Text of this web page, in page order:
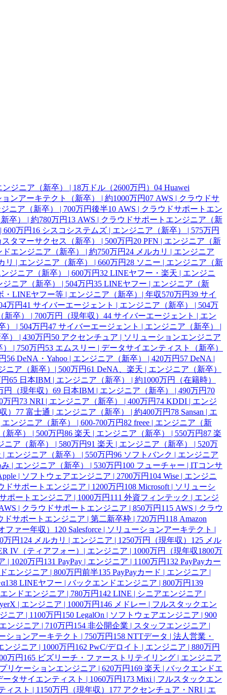
ジニア（新卒） | 18万ドル（2600万円） 04 Huawei
ンアーキテクト（新卒） | 約1000万円07 AWS | クラウドサ
ニア（新卒） | 700万円後半10 AWS | クラウドサポートエン
卒） | 約780万円 13 AWS | クラウドサポートエンジニア（新
万円 16 シスコシステムズ | エンジニア（新卒） | 575万円
スタマーサクセス（新卒） | 500万円 20 PFN | エンジニア（新
エンジニア（新卒） | 約750万円 24 メルカリ | エンジニア
リ | エンジニア（新卒） | 660万円 28 ソニー | エンジニア（新
ジニア（新卒） | 600万円32 LINEヤフー・楽天 | エンジニ
ニア（新卒） | 504万円35 LINEヤフー | エンジニア（新
・LINEヤフー等 | エンジニア（新卒）| 年収570万円39 サイ
万円41 サイバーエージェント | エンジニア（新卒） | 504万
卒） | 700万円（現年収） 44 サイバーエージェント | エン
） | 504万円47 サイバーエージェント | エンジニア（新卒） |
） | 430万円 50 アクセンチュア | ソリューションエンジニア
| 750万円 53 エムスリー | データサイエンティスト（新卒）
56 DeNA・Yahoo | エンジニア（新卒） | 420万円 57 DeNA |
ニア（新卒）| 500万円61 DeNA、楽天 | エンジニア（新卒）
65 日本IBM | エンジニア（新卒） | 約1000万円（在籍時）
（現年収） 69 日本IBM | エンジニア（新卒） | 490万円 70
万円 73 NRI | エンジニア（新卒） | 400万円 74 KDDI | エンジ
） 77 富士通 | エンジニア（新卒） | 約400万円 78 Sansan | エ
エンジニア（新卒） | 600-700万円82 freee | エンジニア（新
新卒） | 500万円86 楽天 | エンジニア（新卒） | 550万円87 楽
ニア（新卒） | 580万円91 楽天 | エンジニア（新卒） | 520万
| エンジニア（新卒） | 550万円96 ソフトバンク | エンジニア
| エンジニア（新卒） | 530万円 100 フューチャー | ITコンサ
| ソフトウェアエンジニア | 2700万円 104 Wise | エンジニ
ドサポートエンジニア | 1200万円 108 Microsoft | ソリューシ
ポートエンジニア | 1000万円 111 外資フィンテック | エンジ
| クラウドサポートエンジニア | 850万円 115 AWS | クラウ
ドサポートエンジニア | 第二新卒枠 | 720万円 118 Amazon
ファー年収） 120 Salesforce | ソリューションアーキテクト |
万円 124 メルカリ | エンジニア | 1250万円（現年収） 125 メル
IV（ティアフォー）| エンジニア | 1000万円（現年収1800万
| 1020万円 131 PayPay | エンジニア | 1100万円 132 PayPayカー
エンジニア | 800万円前半135 PayPayカード | エンジニア |
138 LINEヤフー | バックエンドエンジニア | 800万円 139
ンドエンジニア | 780万円 142 LINE | シニアエンジニア |
| エンジニア | 1000万円 146 メドレー | フルスタックエン
ニア | 1100万円 150 LegalOn | ソフトウェアエンジニア | 900
ンジニア | 710万円 154 非公開企業 | スタッフエンジニア |
ションアーキテクト | 750万円 158 NTTデータ | 法人営業・
ンジニア | 1000万円 162 PwC/デロイト | エンジニア | 880万円
万円 165 ビズリーチ・ファーストリテイリング | エンジニア
リケーションエンジニア | 620万円 169 楽天 | バックエンドエ
ータサイエンティスト | 1060万円 173 Mixi | フルスタックエン
ィスト | 1150万円（現年収） 177 アクセンチュア・NRI | エ